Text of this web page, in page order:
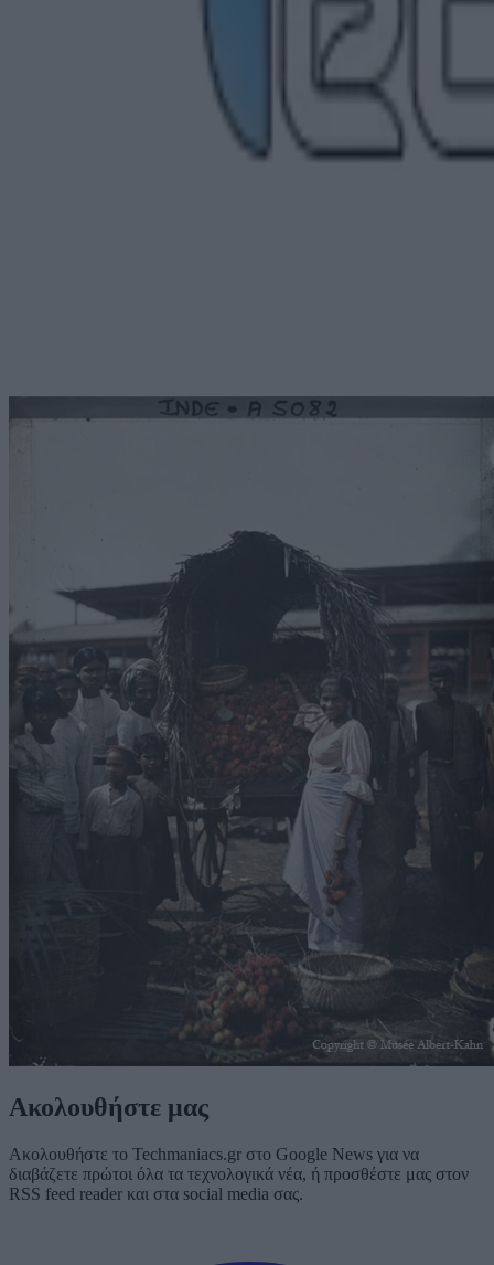
Ακολουθήστε μας
Ακολουθήστε το Techmaniacs.gr στο Google News για να
διαβάζετε πρώτοι όλα τα τεχνολογικά νέα, ή προσθέστε μας στον
RSS feed reader και στα social media σας.